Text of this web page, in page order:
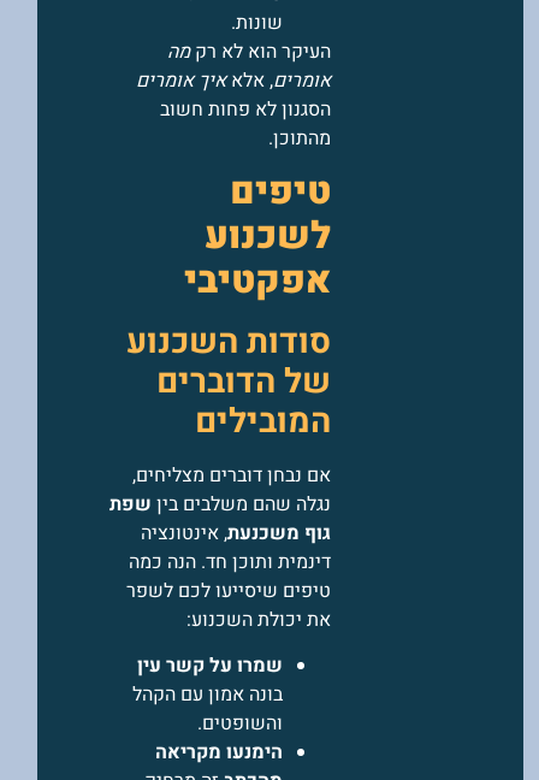
שונות.
העיקר הוא לא רקמה
אומרים, אלאאיך אומרים
הסגנון לא פחות חשוב
מהתוכן.
טיפים
לשכנוע
אפקטיבי
סודות השכנוע
של הדוברים
המובילים
אם נבחן דוברים מצליחים,
נגלה שהם משלבים בין שפת
גוף משכנעת, אינטונציה
דינמית ותוכן חד. הנה כמה
טיפים שיסייעו לכם לשפר
את יכולת השכנוע:
שמרו על קשר עין
בונה אמון עם הקהל
והשופטים.
הימנעו מקריאה